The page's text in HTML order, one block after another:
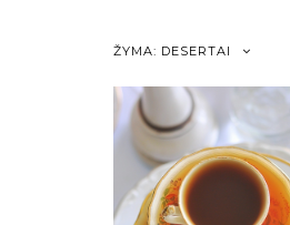
ŽYMA: DESERTAI